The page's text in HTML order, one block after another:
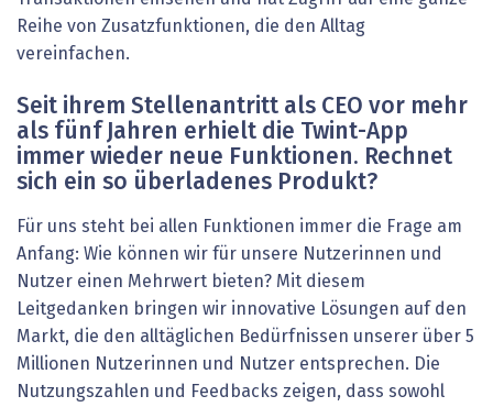
Reihe von Zusatzfunktionen, die den Alltag
vereinfachen.
Seit ihrem Stellenantritt als CEO vor mehr
als fünf Jahren erhielt die Twint-App
immer wieder neue Funktionen. Rechnet
sich ein so überladenes ­Produkt?
Für uns steht bei allen Funktionen immer die Frage am
Anfang: Wie können wir für unsere Nutzerinnen und
Nutzer einen Mehrwert bieten? Mit diesem
Leitgedanken bringen wir innovative Lösungen auf den
Markt, die den alltäglichen Bedürfnissen unserer über 5
Millionen Nutzerinnen und Nutzer entsprechen. Die
Nutzungszahlen und Feedbacks zeigen, dass sowohl